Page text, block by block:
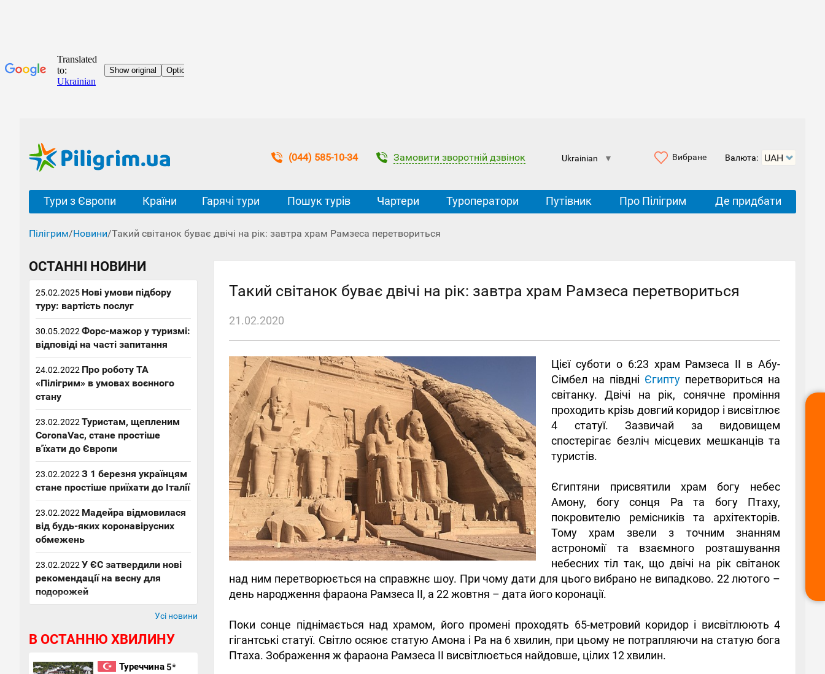
(044) 585-10-34 Замовити зворотній дзвінок Ukrainian ▼ Вибране Валюта:
Тури з Європи Країни Гарячі тури Пошук турів Чартери Туроператори Путівник Про Пілігрим Де придбати
Пілігрим/Новини/Такий світанок буває двічі на рік: завтра храм Рамзеса перетвориться
ОСТАННІ НОВИНИ
25.02.2025 Нові умови підбору
туру: вартість послуг
30.05.2022 Форс-мажор у туризмі:
відповіді на часті запитання
24.02.2022 Про роботу ТА
«Пілігрим» в умовах воєнного
стану
23.02.2022 Туристам, щепленим
CoronaVac, стане простіше
в'їхати до Європи
23.02.2022 З 1 березня українцям
стане простіше приїхати до Італії
23.02.2022 Мадейра відмовилася
від будь-яких коронавірусних
обмежень
23.02.2022 У ЄС затвердили нові
рекомендації на весну для
подорожей
Усі новини
В ОСТАННЮ ХВИЛИНУ
Туреччина5*
Такий світанок буває двічі на рік: завтра храм Рамзеса перетвориться
21.02.2020
Цієї суботи о 6:23 храм Рамзеса II в Абу-
Сімбел на півдні Єгипту перетвориться на
світанку. Двічі на рік, сонячне проміння
проходить крізь довгий коридор і висвітлює
4 статуї. Зазвичай за видовищем
спостерігає безліч місцевих мешканців та
туристів.
Єгиптяни присвятили храм богу небес
Амону, богу сонця Ра та богу Птаху,
покровителю ремісників та архітекторів.
Тому храм звели з точним знанням
астрономії та взаємного розташування
небесних тіл так, що двічі на рік світанок
над ним перетворюється на справжнє шоу. При чому дати для цього вибрано не випадково. 22 лютого –
день народження фараона Рамзеса II, а 22 жовтня – дата його коронації.
Поки сонце піднімається над храмом, його промені проходять 65-метровий коридор і висвітлюють 4
гігантські статуї. Світло осяює статую Амона і Ра на 6 хвилин, при цьому не потрапляючи на статую бога
Птаха. Зображення ж фараона Рамзеса II висвітлюється найдовше, цілих 12 хвилин.